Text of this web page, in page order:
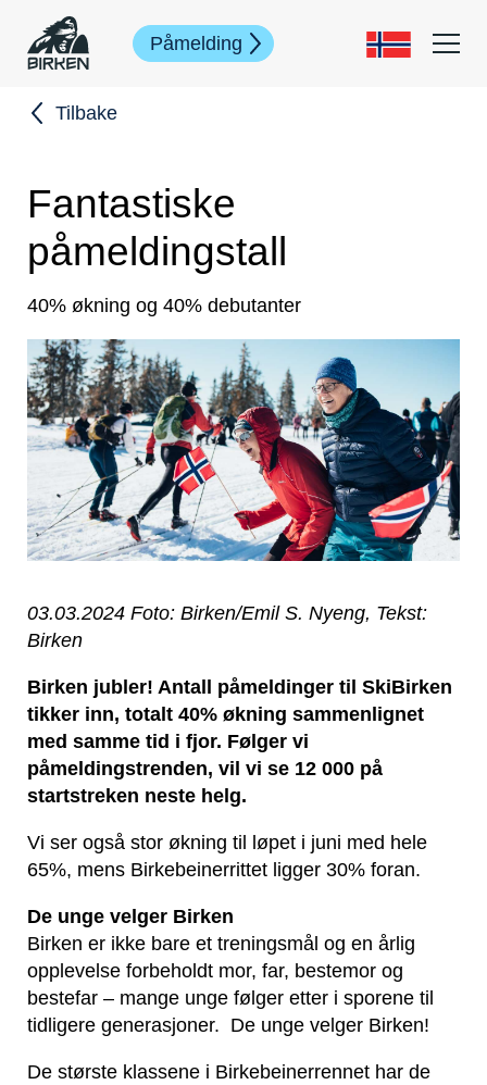
Påmelding
Tilbake
Fantastiske
påmeldingstall
40% økning og 40% debutanter
03.03.2024 Foto: Birken/Emil S. Nyeng, Tekst:
Birken
Birken jubler! Antall påmeldinger til SkiBirken
tikker inn, totalt 40% økning sammenlignet
med samme tid i fjor. Følger vi
påmeldingstrenden, vil vi se 12 000 på
startstreken neste helg.
Vi ser også stor økning til løpet i juni med hele
65%, mens Birkebeinerrittet ligger 30% foran.
De unge velger Birken
Birken er ikke bare et treningsmål og en årlig
opplevelse forbeholdt mor, far, bestemor og
bestefar – mange unge følger etter i sporene til
tidligere generasjoner. De unge velger Birken!
De største klassene i Birkebeinerrennet har de